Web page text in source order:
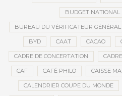
BUDGET NATIONAL
BUREAU DU VÉRIFICATEUR GÉNÉRAL
BYD CAAT CACAO
CADRE DE CONCERTATION
CAF CAFÉ PHILO CAISSE
CALENDRIER COUPE DU MONDE